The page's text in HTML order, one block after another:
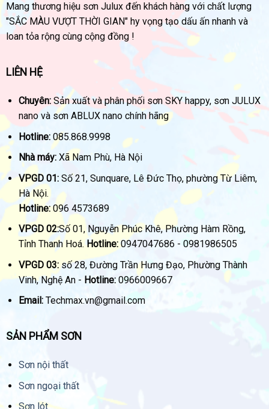
Mang thương hiệu sơn Julux đến khách hàng với chất lượng
"SẮC MÀU VƯỢT THỜI GIAN" hy vọng tạo dấu ấn nhanh và
loan tỏa rộng cùng cộng đồng !
LIÊN HỆ
Chuyên:Sản xuất và phân phối sơn SKY happy, sơn JULUX
nano và sơn ABLUX nano chính hãng
Hotline:085.868.9998
Nhà máy:Xã Nam Phù, Hà Nội
VPGD 01:Số 21, Sunquare, Lê Đức Thọ, phường Từ Liêm,
Hà Nội.
Hotline:096 4573689
VPGD 02:Số 01, Nguyễn Phúc Khê, Phường Hàm Rồng,
Tỉnh Thanh Hoá.Hotline:0947047686 - 0981986505
VPGD 03:số 28, Đường Trần Hưng Đạo, Phường Thành
Vinh, Nghệ An - Hotline:0966009667
Email:Techmax.vn@gmail.com
SẢN PHẨM SƠN
Sơn nội thất
Sơn ngoại thất
Sơn lót